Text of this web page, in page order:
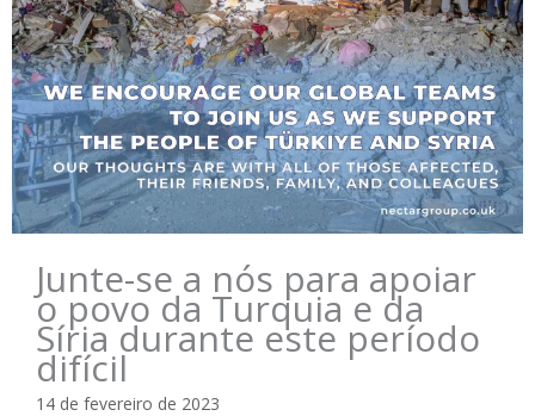
Junte-se a nós para apoiar
o povo da Turquia e da
Síria durante este período
difícil
14 de fevereiro de 2023